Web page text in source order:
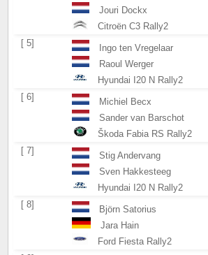
Jouri Dockx
Citroën C3 Rally2
[ 5]
Ingo ten Vregelaar
Raoul Werger
Hyundai I20 N Rally2
[ 6]
Michiel Becx
Sander van Barschot
Škoda Fabia RS Rally2
[ 7]
Stig Andervang
Sven Hakkesteeg
Hyundai I20 N Rally2
[ 8]
Björn Satorius
Jara Hain
Ford Fiesta Rally2